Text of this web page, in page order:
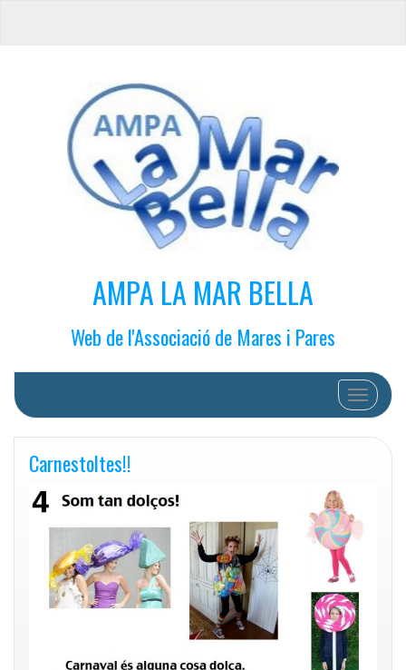
AMPA LA MAR BELLA
Web de l'Associació de Mares i Pares
Cambiar
Carnestoltes!!